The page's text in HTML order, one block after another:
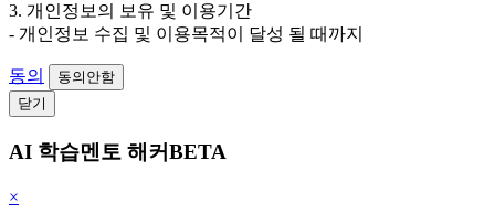
3. 개인정보의 보유 및 이용기간
- 개인정보 수집 및 이용목적이 달성 될 때까지
동의
동의안함
닫기
AI 학습멘토 해커BETA
×